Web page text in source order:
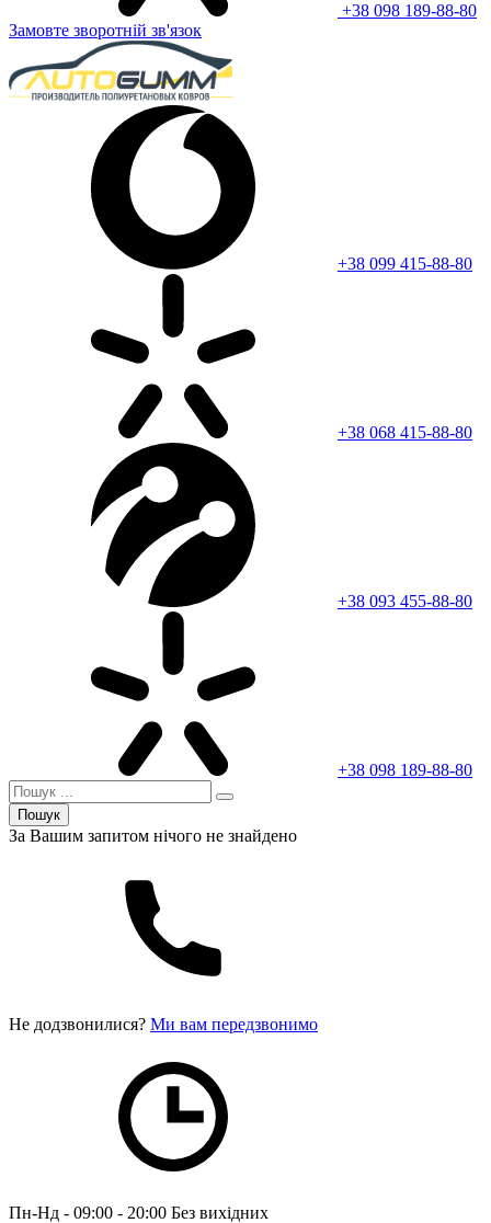
+38 098 189-88-80
Замовте зворотній зв'язок
+38 099 415-88-80
+38 068 415-88-80
+38 093 455-88-80
+38 098 189-88-80
Пошук
За Вашим запитом нічого не знайдено
Не додзвонилися? Ми вам передзвонимо
Пн-Нд - 09:00 - 20:00 Без вихідних